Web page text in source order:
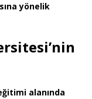
yönelik
alanında